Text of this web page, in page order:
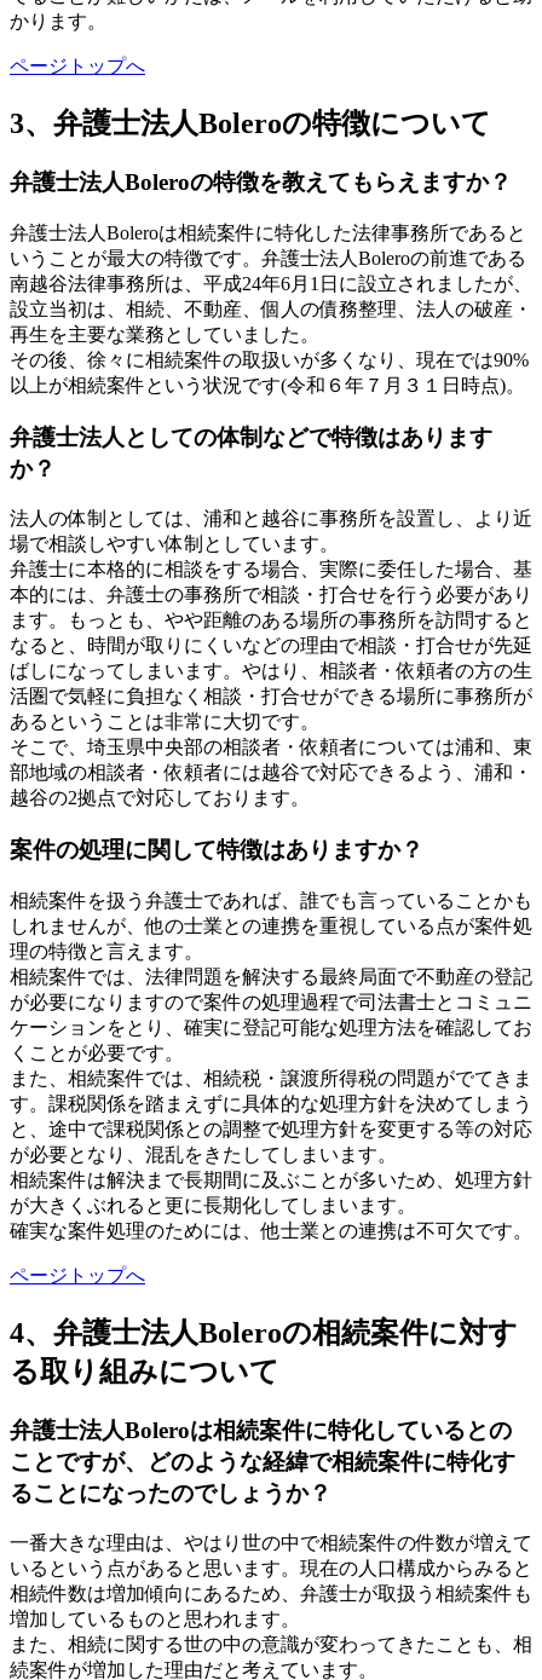
かります。
ページトップへ
3、弁護士法人Boleroの特徴について
弁護士法人Boleroの特徴を教えてもらえますか？
弁護士法人Boleroは相続案件に特化した法律事務所であると
いうことが最大の特徴です。弁護士法人Boleroの前進である
南越谷法律事務所は、平成24年6月1日に設立されましたが、
設立当初は、相続、不動産、個人の債務整理、法人の破産・
再生を主要な業務としていました。
その後、徐々に相続案件の取扱いが多くなり、現在では90%
以上が相続案件という状況です(令和６年７月３１日時点)。
弁護士法人としての体制などで特徴はあります
か？
法人の体制としては、浦和と越谷に事務所を設置し、より近
場で相談しやすい体制としています。
弁護士に本格的に相談をする場合、実際に委任した場合、基
本的には、弁護士の事務所で相談・打合せを行う必要があり
ます。もっとも、やや距離のある場所の事務所を訪問すると
なると、時間が取りにくいなどの理由で相談・打合せが先延
ばしになってしまいます。やはり、相談者・依頼者の方の生
活圏で気軽に負担なく相談・打合せができる場所に事務所が
あるということは非常に大切です。
そこで、埼玉県中央部の相談者・依頼者については浦和、東
部地域の相談者・依頼者には越谷で対応できるよう、浦和・
越谷の2拠点で対応しております。
案件の処理に関して特徴はありますか？
相続案件を扱う弁護士であれば、誰でも言っていることかも
しれませんが、他の士業との連携を重視している点が案件処
理の特徴と言えます。
相続案件では、法律問題を解決する最終局面で不動産の登記
が必要になりますので案件の処理過程で司法書士とコミュニ
ケーションをとり、確実に登記可能な処理方法を確認してお
くことが必要です。
また、相続案件では、相続税・譲渡所得税の問題がでてきま
す。課税関係を踏まえずに具体的な処理方針を決めてしまう
と、途中で課税関係との調整で処理方針を変更する等の対応
が必要となり、混乱をきたしてしまいます。
相続案件は解決まで長期間に及ぶことが多いため、処理方針
が大きくぶれると更に長期化してしまいます。
確実な案件処理のためには、他士業との連携は不可欠です。
ページトップへ
4、弁護士法人Boleroの相続案件に対す
る取り組みについて
弁護士法人Boleroは相続案件に特化しているとの
ことですが、どのような経緯で相続案件に特化す
ることになったのでしょうか？
一番大きな理由は、やはり世の中で相続案件の件数が増えて
いるという点があると思います。現在の人口構成からみると
相続件数は増加傾向にあるため、弁護士が取扱う相続案件も
増加しているものと思われます。
また、相続に関する世の中の意識が変わってきたことも、相
続案件が増加した理由だと考えています。